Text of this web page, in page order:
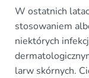
W ostatnich
stosowaniem
niektórych
larw skórnych.